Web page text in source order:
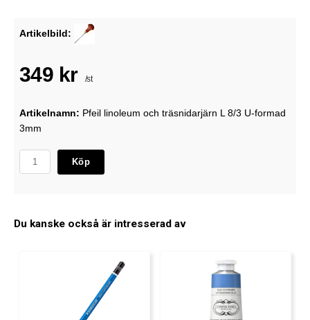
Artikelbild:
349 kr /st
Artikelnamn: Pfeil linoleum och träsnidarjärn L 8/3 U-formad
3mm
Köp
Du kanske också är intresserad av